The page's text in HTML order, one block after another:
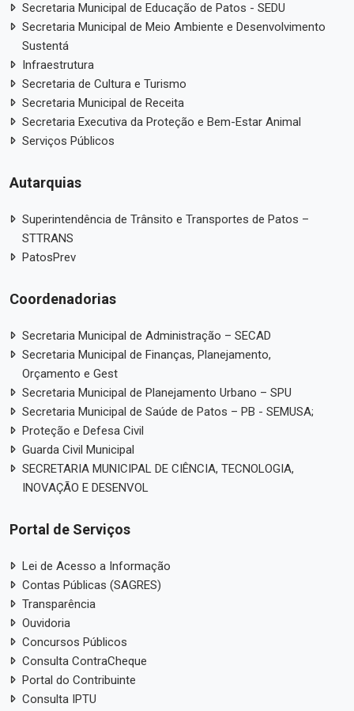
Secretaria Municipal de Educação de Patos - SEDU
Secretaria Municipal de Meio Ambiente e Desenvolvimento
Sustentá
Infraestrutura
Secretaria de Cultura e Turismo
Secretaria Municipal de Receita
Secretaria Executiva da Proteção e Bem-Estar Animal
Serviços Públicos
Autarquias
Superintendência de Trânsito e Transportes de Patos –
STTRANS
PatosPrev
Coordenadorias
Secretaria Municipal de Administração – SECAD
Secretaria Municipal de Finanças, Planejamento,
Orçamento e Gest
Secretaria Municipal de Planejamento Urbano – SPU
Secretaria Municipal de Saúde de Patos – PB - SEMUSA;
Proteção e Defesa Civil
Guarda Civil Municipal
SECRETARIA MUNICIPAL DE CIÊNCIA, TECNOLOGIA,
INOVAÇÃO E DESENVOL
Portal de Serviços
Lei de Acesso a Informação
Contas Públicas (SAGRES)
Transparência
Ouvidoria
Concursos Públicos
Consulta ContraCheque
Portal do Contribuinte
Consulta IPTU